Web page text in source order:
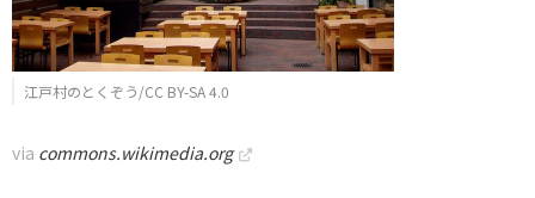
江戸村のとくぞう/CC BY-SA 4.0
via commons.wikimedia.org